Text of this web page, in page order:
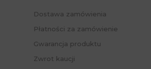
Dostawa zamówienia
Płatności za zamówienie
Gwarancja produktu
Zwrot kaucji